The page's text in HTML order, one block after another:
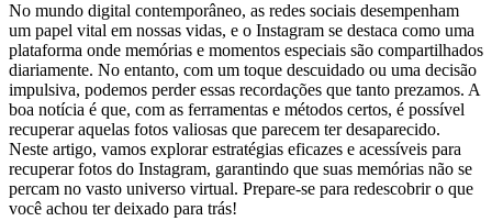
No ‌mundo digital‍ contemporâneo, ‌as redes sociais desempenham
um papel vital em nossas vidas, e o Instagram se destaca como uma
plataforma onde memórias e momentos especiais são compartilhados
diariamente. No entanto, com um toque descuidado ou uma decisão
⁣impulsiva, ⁣podemos⁣ perder essas recordações que tanto prezamos. A
boa notícia é⁤ que, com as ferramentas e métodos certos, é possível
recuperar aquelas fotos valiosas que parecem ter desaparecido.
Neste artigo, vamos explorar estratégias eficazes⁢ e acessíveis para
recuperar fotos do Instagram, garantindo que ⁤suas memórias não se‌
percam no vasto universo virtual. ⁤Prepare-se para redescobrir o ‌que
você achou ter ‌deixado para trás!